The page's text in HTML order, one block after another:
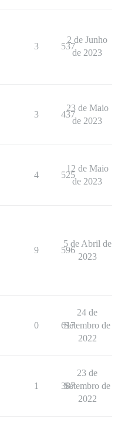
3 537
2 de Junho
de 2023
3 437
23 de Maio
de 2023
4 525
12 de Maio
de 2023
9 596
5 de Abril de
2023
0 617
24 de
Setembro de
2022
1 387
23 de
Setembro de
2022